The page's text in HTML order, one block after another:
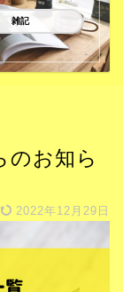
雑記
のお知ら
2022年12月29日